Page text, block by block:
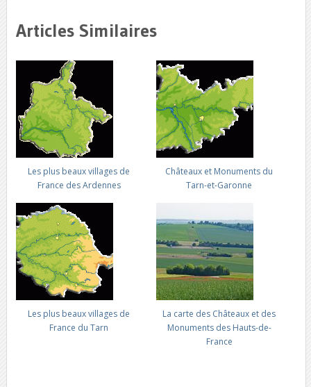
Articles Similaires
Les plus beaux villages de
France des Ardennes
Châteaux et Monuments du
Tarn-et-Garonne
Les plus beaux villages de
France du Tarn
La carte des Châteaux et des
Monuments des Hauts-de-
France